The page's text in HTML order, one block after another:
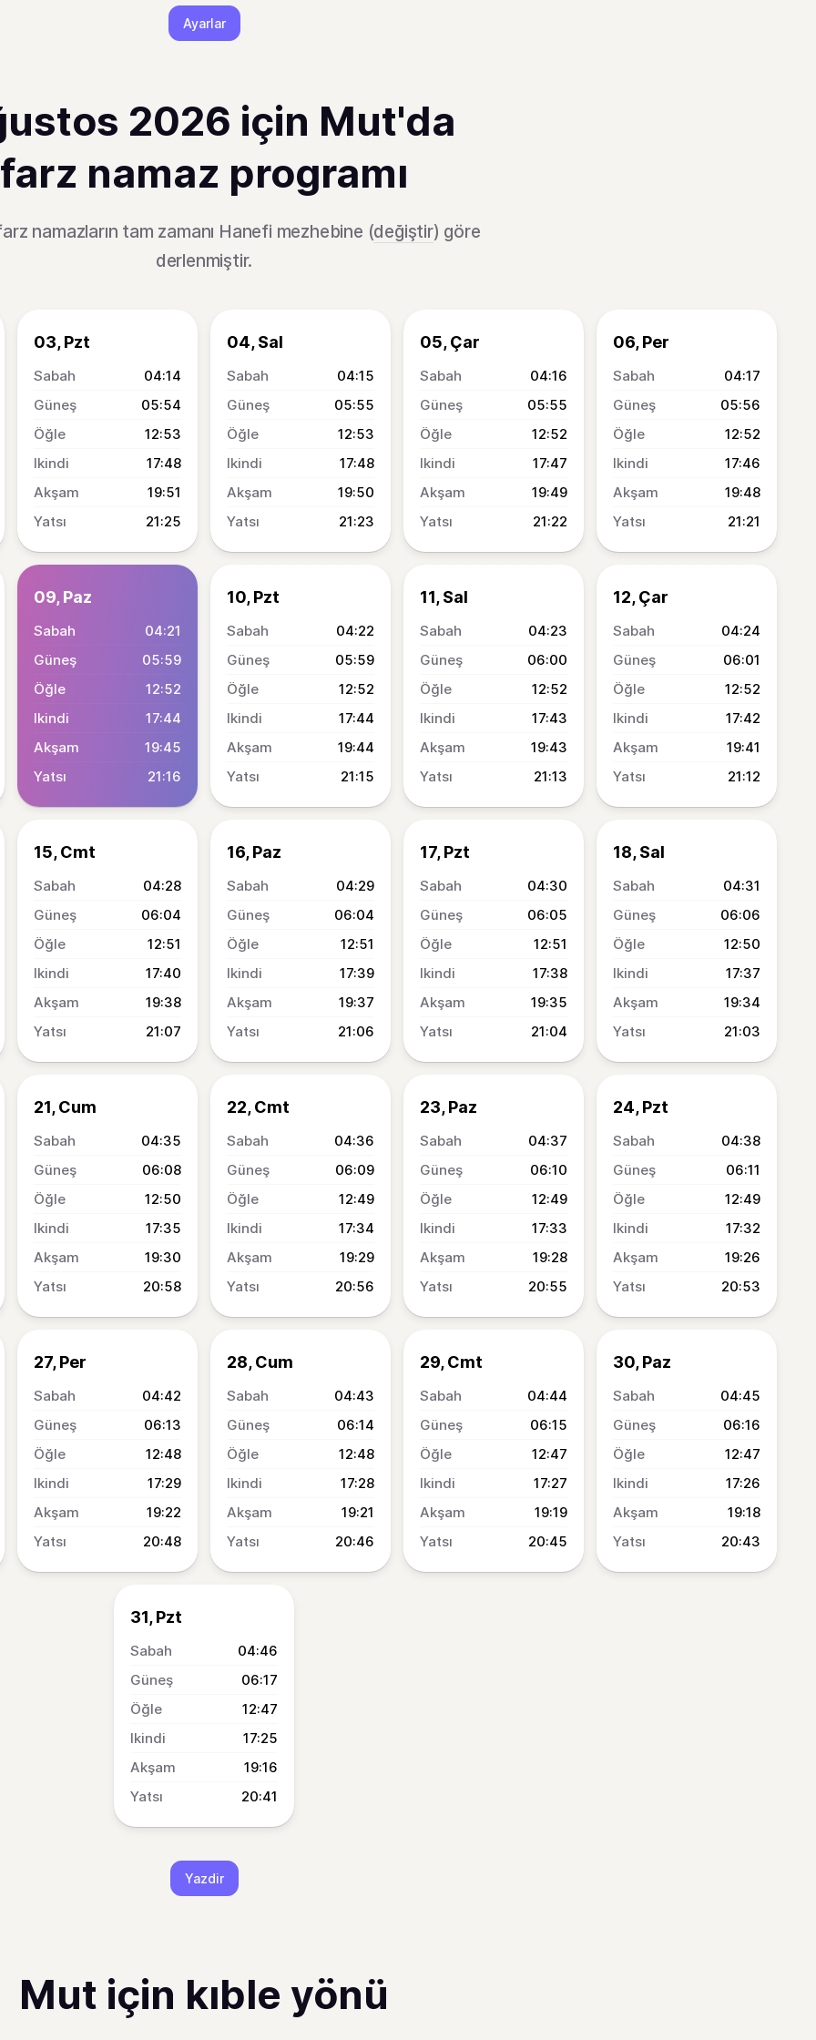
Ayarlar
2026 için Mut'da
farz namaz programı
namazların tam zamanı Hanefi mezhebine (değiştir) göre
derlenmiştir.
03, Pzt
04:14
05:54
12:53
17:48
19:51
21:25
04, Sal
04:15
05:55
12:53
17:48
19:50
21:23
05, Çar
04:16
05:55
12:52
17:47
19:49
21:22
06, Per
04:17
05:56
12:52
17:46
19:48
21:21
09, Paz
04:21
05:59
12:52
17:44
19:45
21:16
10, Pzt
04:22
05:59
12:52
17:44
19:44
21:15
11, Sal
04:23
06:00
12:52
17:43
19:43
21:13
12, Çar
04:24
06:01
12:52
17:42
19:41
21:12
15, Cmt
04:28
06:04
12:51
17:40
19:38
21:07
16, Paz
04:29
06:04
12:51
17:39
19:37
21:06
17, Pzt
04:30
06:05
12:51
17:38
19:35
21:04
18, Sal
04:31
06:06
12:50
17:37
19:34
21:03
21, Cum
04:35
06:08
12:50
17:35
19:30
20:58
22, Cmt
04:36
06:09
12:49
17:34
19:29
20:56
23, Paz
04:37
06:10
12:49
17:33
19:28
20:55
24, Pzt
04:38
06:11
12:49
17:32
19:26
20:53
27, Per
04:42
06:13
12:48
17:29
19:22
20:48
28, Cum
04:43
06:14
12:48
17:28
19:21
20:46
29, Cmt
04:44
06:15
12:47
17:27
19:19
20:45
30, Paz
04:45
06:16
12:47
17:26
19:18
20:43
31, Pzt
04:46
06:17
12:47
17:25
19:16
20:41
Yazdir
Mut için kıble yönü